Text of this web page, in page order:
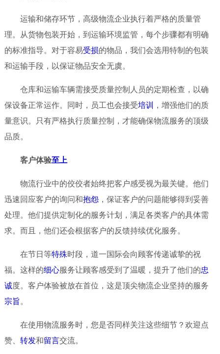
运输和储存环节，高级物流企业执行着严格的质量管
理。从货物包装开始，到运输环境监管，每个步骤都有明确
的标准指导。对于容易受损的物品，我们会选用特制的包装
和运输手段，以保证物品安全无虞。
仓库和运输车辆需接受质量控制人员的定期检查，以确
保设备正常运作。同时，员工也会接受培训
，增强他们的质
量意识。只有严格执行质量控制，才能确保物流服务的顶级
品质。
客户体验至上
物流行业中的佼佼者始终把客户感受视为最关键。他们
迅速回应客户的询问和抱怨，保证客户的问题能够得到妥善
处理。他们提供定制化的服务计划，满足各类客户的具体需
求。而且，他们还会根据客户的反馈持续优化服务。
在节日等特殊时段，道一国际会向顾客传递诚挚的祝
福。这样的细心服务让顾客感受到了温暖，提升了他们的忠
诚度。客户体验被放在首位，这是顶尖物流企业坚持的服务
宗旨 。
在使用物流服务时，您是否同样关注这些细节？欢迎点
赞、 转发和留言交流。